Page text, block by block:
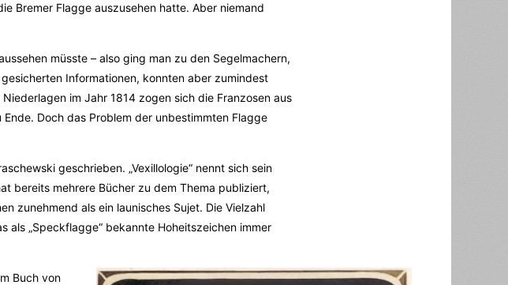
Bremer Flagge auszusehen hatte. Aber niemand
müsste – also ging man zu den Segelmachern,
Informationen, konnten aber zumindest
im Jahr 1814 zogen sich die Franzosen aus
Doch das Problem der unbestimmten Flagge
geschrieben. „Vexillologie“ nennt sich sein
bereits mehrere Bücher zu dem Thema publiziert,
zunehmend als ein launisches Sujet. Die Vielzahl
als „Speckflagge“ bekannte Hoheitszeichen immer
Buch von